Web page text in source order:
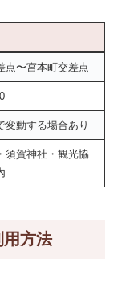
点〜宮本町交差点
変動する場合あり
須賀神社・観光協
用方法